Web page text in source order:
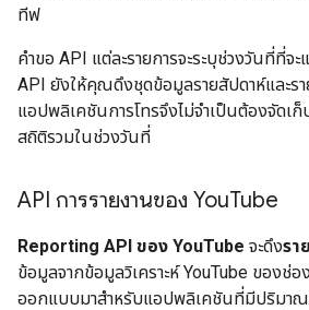
ทีฟ
คำขอ API แต่ละรายการจะระบุช่วงวันที่ที่
API ยังให้คุณดึงชุดข้อมูลรายสัปดาห์และรา
แอปพลิเคชันการโทรจึงไม่จำเป็นต้องจัดเ
สถิติรวมในช่วงวันที่
API การรายงานของ YouTube
Reporting API ของ YouTube จะดึงรา
ข้อมูลจากข้อมูลวิเคราะห์ YouTube ของช่อ
ออกแบบมาสำหรับแอปพลิเคชันที่มีปริมา